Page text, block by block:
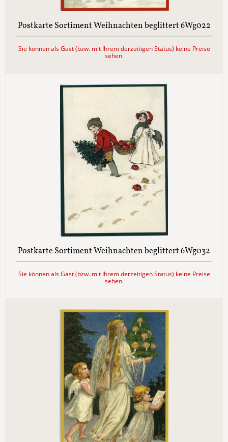
Postkarte Sortiment Weihnachten beglittert 6Wg022
Sie können als Gast (bzw. mit Ihrem derzeitigen Status) keine Preise
sehen.
Postkarte Sortiment Weihnachten beglittert 6Wg032
Sie können als Gast (bzw. mit Ihrem derzeitigen Status) keine Preise
sehen.